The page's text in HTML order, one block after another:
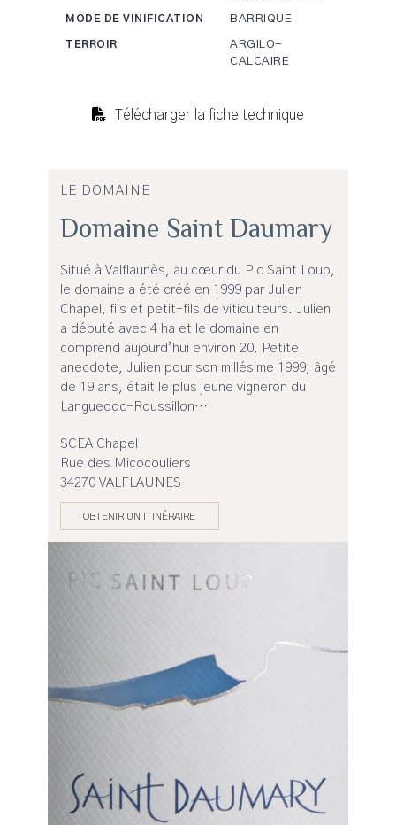
MODE DE VINIFICATION BARRIQUE
TERROIR
ARGILO-
CALCAIRE
Télécharger la fiche technique
LE DOMAINE
Domaine Saint Daumary
Situé à Valflaunès, au cœur du Pic Saint Loup,
le domaine a été créé en 1999 par Julien
Chapel, fils et petit-fils de viticulteurs. Julien
a débuté avec 4 ha et le domaine en
comprend aujourd’hui environ 20. Petite
anecdote, Julien pour son millésime 1999, âgé
de 19 ans, était le plus jeune vigneron du
Languedoc-Roussillon…
SCEA Chapel
Rue des Micocouliers
34270 VALFLAUNES
OBTENIR UN ITINÉRAIRE